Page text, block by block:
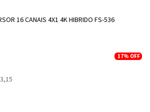
16 CANAIS 4X1 4K HIBRIDO FS-536
17% OFF